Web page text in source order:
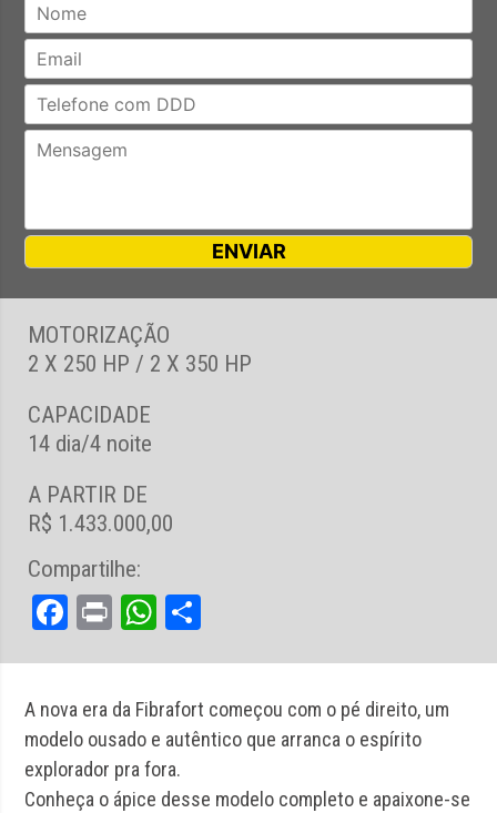
A nova era da Fibrafort começou com o pé direito, um
modelo ousado e autêntico que arranca o espírito
explorador pra fora.
Conheça o ápice desse modelo completo e apaixone-se
MOTORIZAÇÃO
2 X 250 HP / 2 X 350 HP
CAPACIDADE
14 dia/4 noite
A PARTIR DE
R$ 1.433.000,00
Compartilhe:
Facebook
PrintWhatsApp